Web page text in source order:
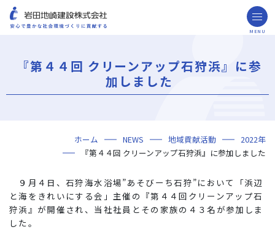
MENU
ごあいさつ
ミッション・ビジョン・社訓
会社概要
組織図
役員一覧
沿革
岩田地崎の歴史
事業所一覧
関連会社
プレスリリース
財務情報
岩田地崎建設のCM
3分でわかる岩田地崎建設
年代から探す
地域別で探す
用途区分から探す
GISマップシステム
Niseko Project
プロジェクトレポート
技術・ソリューション
海外事業
NISEKO PROJECTS
『第４４回 クリーンアップ石狩浜』に参
加しました
ホーム NEWS 地域貢献活動
2022年
『第４４回 クリーンアップ石狩浜』に参加しました
９月４日、石狩海水浴場”あそびーち石狩”において「浜辺
と海をきれいにする会」主催の『第４４回クリーンアップ石
狩浜』が開催され、当社社員とその家族の４３名が参加しま
した。